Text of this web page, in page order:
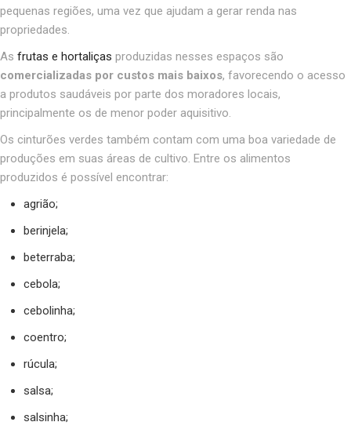
pequenas regiões, uma vez que ajudam a gerar renda nas
propriedades.
As frutas e hortaliças produzidas nesses espaços são
comercializadas por custos mais baixos, favorecendo o acesso
a produtos saudáveis por parte dos moradores locais,
principalmente os de menor poder aquisitivo.
Os cinturões verdes também contam com uma boa variedade de
produções em suas áreas de cultivo. Entre os alimentos
produzidos é possível encontrar:
agrião;
berinjela;
beterraba;
cebola;
cebolinha;
coentro;
rúcula;
salsa;
salsinha;